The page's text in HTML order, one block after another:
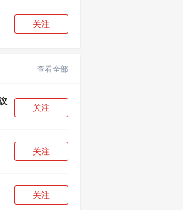
关注
查看全部
关注
关注
关注